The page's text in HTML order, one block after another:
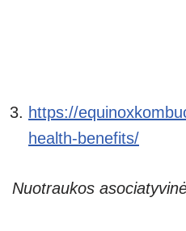
https://
health-benefits/
Nuotraukos